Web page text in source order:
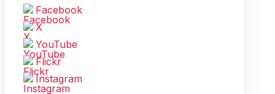
Facebook
X
YouTube
Flickr
Instagram